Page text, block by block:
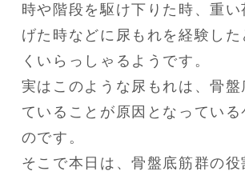
時や階段を駆け下りた時、重い
げた時などに尿もれを経験した
くいらっしゃるようです。
実はこのような尿もれは、骨盤
ていることが原因となっている
のです。
そこで本日は、骨盤底筋群の